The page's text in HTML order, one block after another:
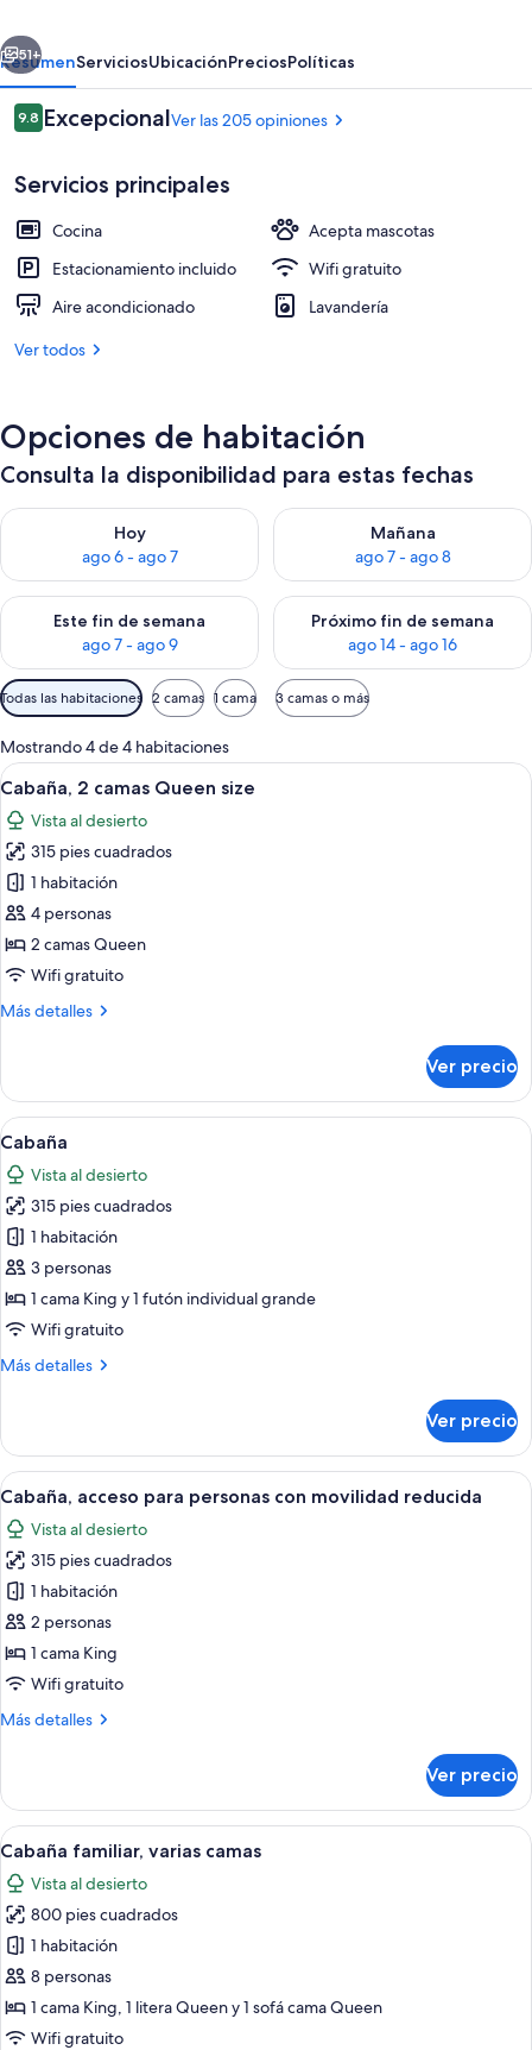
Frigobar, microondas, tetera
Siguiente
51+
ResumenServiciosUbicaciónPreciosPolíticas
Opiniones
9.89.8 de 10,
ExcepcionalVer las 205 opiniones
Servicios principales
Cocina
Acepta mascotas
Estacionamiento incluido
Wifi gratuito
Aire acondicionado
Lavandería
Ver todos
Opciones de habitación
Consulta la disponibilidad para estas fechas
Hoy
ago 6 - ago 7
Consulta la disponibilidad para hoy ago 6 - ago 7
Mañana
ago 7 - ago 8
Consulta la disponibilidad
Este fin de semana
ago 7 - ago 9
Consulta la disponibilidad para este fin de semana ago 7 -
Próximo fin de semana
ago 14 - ago 16
Consulta la disponibilidad
Filtros
disponibles
para
las
habitaciones
Todas las habitaciones 2 camas 1 cama 3 camas o más
Mostrando 4 de 4 habitaciones
Abrir
todas
las
fotos
de
Cabaña,
2
camas
Queen
size
Una cabaña de madera con dos
8
Cabaña, 2 camas Queen size
Vista al desierto
315 pies cuadrados
1 habitación
4 personas
2 camas Queen
Wifi gratuito
Más detalles
Más
2
camas
Queen
size
Ver precio
Abrir
todas
las
fotos
de
Cabaña
Interior de una cabaña de madera
11
Cabaña
Vista al desierto
315 pies cuadrados
1 habitación
3 personas
1 cama King y 1 futón individual grande
Wifi gratuito
Más detalles
Más
Ver precio
Abrir
todas
las
fotos
de
Cabaña,
acceso
para
personas
con
Un dormitorio de cabaña de
8
Cabaña, acceso para personas con movilidad reducida
Vista al desierto
315 pies cuadrados
1 habitación
2 personas
1 cama King
Wifi gratuito
Más detalles
Más
acceso
para
personas
con
movilidad
reducida
Ver precio
Abrir
todas
las
fotos
de
Cabaña
familiar,
varias
Interior acogedor de una cabaña
6
Cabaña familiar, varias camas
Vista al desierto
800 pies cuadrados
1 habitación
8 personas
1 cama King, 1 litera Queen y 1 sofá cama Queen
Wifi gratuito